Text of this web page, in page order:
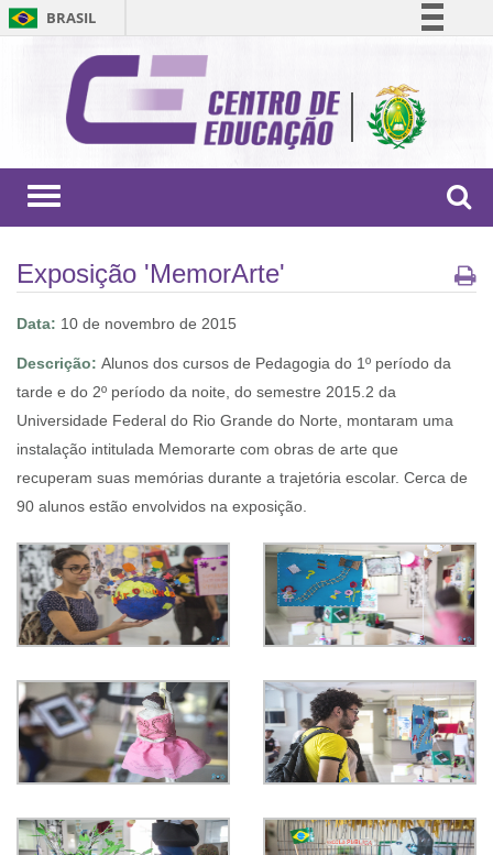
BRASIL
Comunica BR
Participe
Acesso à informação
Toggle
Exposição 'MemorArte'
Data: 10 de novembro de 2015
Descrição: Alunos dos cursos de Pedagogia do 1º período da
tarde e do 2º período da noite, do semestre 2015.2 da
Universidade Federal do Rio Grande do Norte, montaram uma
instalação intitulada Memorarte com obras de arte que
recuperam suas memórias durante a trajetória escolar. Cerca de
90 alunos estão envolvidos na exposição.